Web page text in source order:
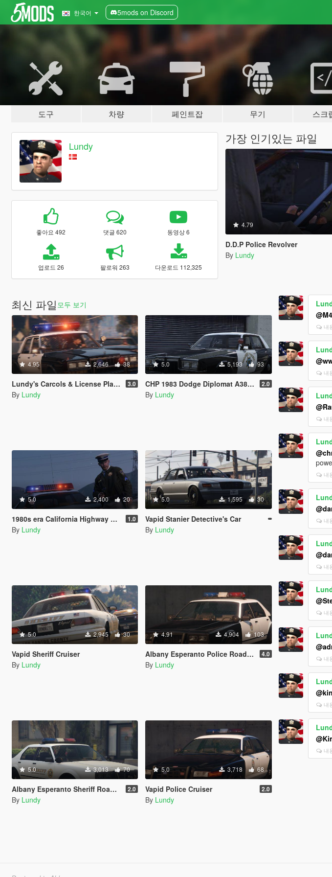
한국어 5mods on Discord
도구 차량 페인트잡 무기 스크
Lundy
좋아요 492 댓글 620 동영상 6
업로드 26 팔로워 263 다운로드 112,325
가장 인기있는 파일
4.79
D.D.P Police Revolver
By Lundy
최신 파일 모두 보기
4.95 2,646 38
Lundy's Carcols & License Plates 3.0
By Lundy
5.0 5,193 93
CHP 1983 Dodge Diplomat A38 [LODs] 2.0
By Lundy
5.0 2,400 20
1980s era California Highway Cops 1.0
By Lundy
5.0 1,595 30
Vapid Stanier Detective's Car
By Lundy
5.0 2,945 30
Vapid Sheriff Cruiser
By Lundy
4.91 4,904 103
Albany Esperanto Police Roadcruiser 4.0
By Lundy
5.0 3,013 70
Albany Esperanto Sheriff Roadcruiser 2.0
By Lundy
5.0 3,718 68
Vapid Police Cruiser 2.0
By Lundy
내
내
내
내
내
내
내
내
내
내